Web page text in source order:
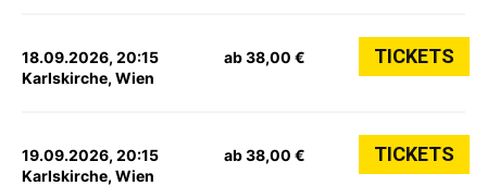
18.09.2026, 20:15
Karlskirche, Wien
ab 38,00 € TICKETS
19.09.2026, 20:15
Karlskirche, Wien
ab 38,00 € TICKETS